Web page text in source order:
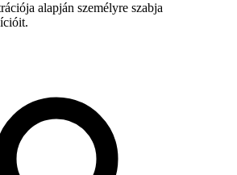
alapján személyre szabja